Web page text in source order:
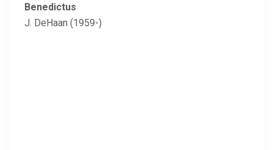
Benedictus
J. DeHaan (1959-)